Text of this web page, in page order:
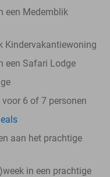
een Medemblik
Kindervakantiewoning
een Safari Lodge
6 of 7 personen
aan het prachtige
in een prachtige